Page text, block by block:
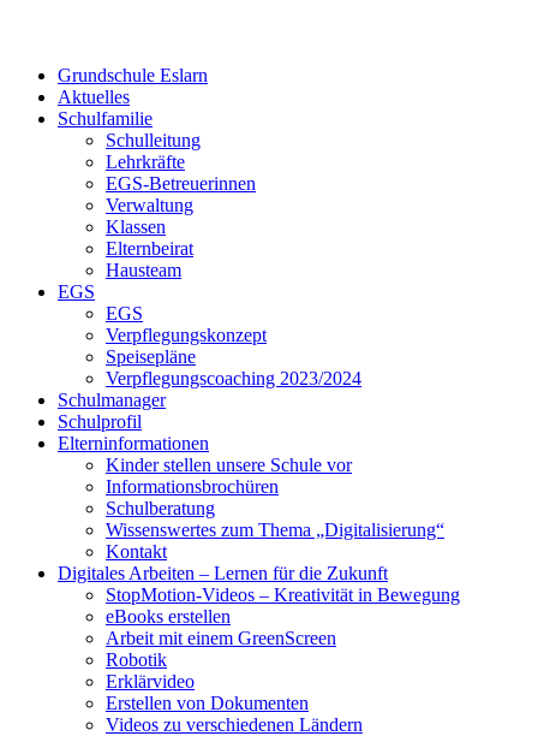
Grundschule Eslarn
Aktuelles
Schulfamilie
Schulleitung
Lehrkräfte
EGS-Betreuerinnen
Verwaltung
Klassen
Elternbeirat
Hausteam
EGS
EGS
Verpflegungskonzept
Speisepläne
Verpflegungscoaching 2023/2024
Schulmanager
Schulprofil
Elterninformationen
Kinder stellen unsere Schule vor
Informationsbrochüren
Schulberatung
Wissenswertes zum Thema „Digitalisierung“
Kontakt
Digitales Arbeiten – Lernen für die Zukunft
StopMotion-Videos – Kreativität in Bewegung
eBooks erstellen
Arbeit mit einem GreenScreen
Robotik
Erklärvideo
Erstellen von Dokumenten
Videos zu verschiedenen Ländern